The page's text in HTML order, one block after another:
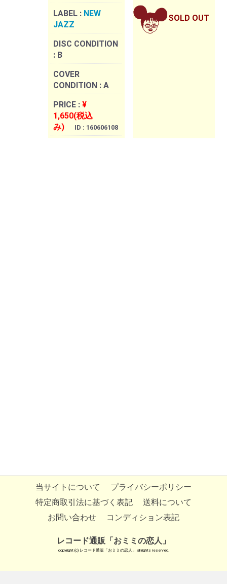
LABEL : NEW
JAZZ
DISC CONDITION
: B
COVER
CONDITION : A
PRICE : ¥
1,650(税込
み)
ID : 160606108
SOLD OUT
当サイトについて
プライバシーポリシー
特定商取引法に基づく表記
送料について
お問い合わせ
コンディション表記
レコード通販「おミミの恋人」
copyright (c) レコード通販「おミミの恋人」 all rights reserved.